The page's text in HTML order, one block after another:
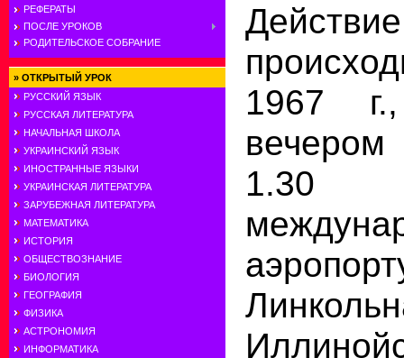
РЕФЕРАТЫ
ПОСЛЕ УРОКОВ
РОДИТЕЛЬСКОЕ СОБРАНИЕ
» ОТКРЫТЫЙ УРОК
РУССКИЙ ЯЗЫК
РУССКАЯ ЛИТЕРАТУРА
НАЧАЛЬНАЯ ШКОЛА
УКРАИНСКИЙ ЯЗЫК
ИНОСТРАННЫЕ ЯЗЫКИ
УКРАИНСКАЯ ЛИТЕРАТУРА
ЗАРУБЕЖНАЯ ЛИТЕРАТУРА
МАТЕМАТИКА
ИСТОРИЯ
ОБЩЕСТВОЗНАНИЕ
БИОЛОГИЯ
ГЕОГРАФИЯ
ФИЗИКА
АСТРОНОМИЯ
ИНФОРМАТИКА
1967
1.30